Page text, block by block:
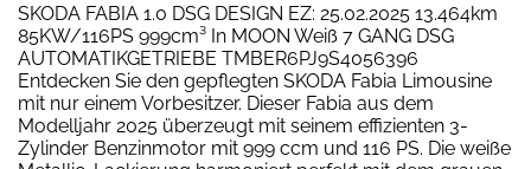
SKODA FABIA 1.0 DSG DESIGN EZ: 25.02.2025 13.464km
85KW/116PS 999cm³ In MOON Weiß 7 GANG DSG
AUTOMATIKGETRIEBE TMBER6PJ9S4056396
Entdecken Sie den gepflegten SKODA Fabia Limousine
mit nur einem Vorbesitzer. Dieser Fabia aus dem
Modelljahr 2025 überzeugt mit seinem effizienten 3-
Zylinder Benzinmotor mit 999 ccm und 116 PS. Die weiße